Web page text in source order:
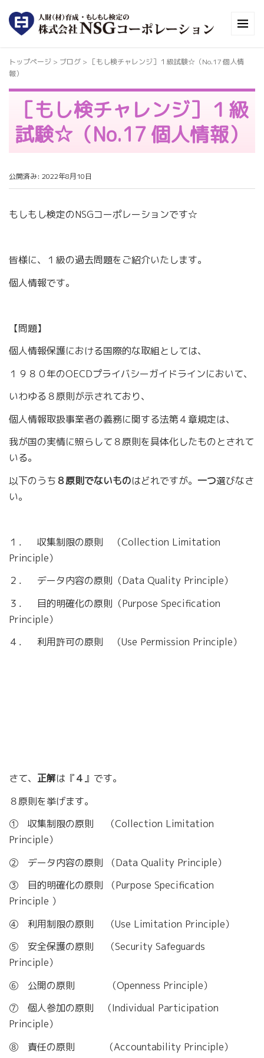
トップページ > ブログ > ［もし検チャレンジ］１級試験☆（No.17 個人情
報）
［もし検チャレンジ］１級
試験☆（No.17 個人情報）
公開済み: 2022年8月10日
もしもし検定のNSGコーポレーションです☆
皆様に、１級の過去問題をご紹介いたします。
個人情報です。
【問題】
個人情報保護における国際的な取組としては、
１９８０年のOECDプライバシーガイドラインにおいて、
いわゆる８原則が示されており、
個人情報取扱事業者の義務に関する法第４章規定は、
我が国の実情に照らして８原則を具体化したものとされて
いる。
以下のうち８原則でないものはどれですが。 一つ選びなさ
い。
１． 収集制限の原則 （Collection Limitation
Principle）
２． データ内容の原則（Data Quality Principle）
３． 目的明確化の原則（Purpose Specification
Principle）
４． 利用許可の原則 （Use Permission Principle）
さて、 正解は『４』です。
８原則を挙げます。
① 収集制限の原則 （Collection Limitation
Principle）
② データ内容の原則 （Data Quality Principle）
③ 目的明確化の原則 （Purpose Specification
Principle ）
④ 利用制限の原則 （Use Limitation Principle）
⑤ 安全保護の原則 （Security Safeguards
Principle）
⑥ 公開の原則 （Openness Principle）
⑦ 個人参加の原則 （Individual Participation
Principle）
⑧ 責任の原則 （Accountability Principle）